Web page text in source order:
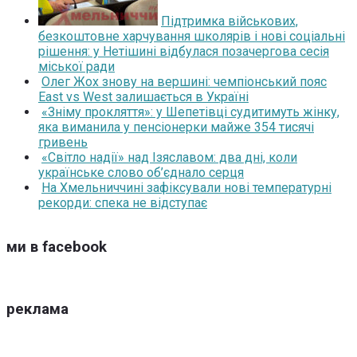
Підтримка військових,
безкоштовне харчування школярів і нові соціальні
рішення: у Нетішині відбулася позачергова сесія
міської ради
Олег Жох знову на вершині: чемпіонський пояс
East vs West залишається в Україні
«Зніму прокляття»: у Шепетівці судитимуть жінку,
яка виманила у пенсіонерки майже 354 тисячі
гривень
«Світло надії» над Ізяславом: два дні, коли
українське слово об’єднало серця
На Хмельниччині зафіксували нові температурні
рекорди: спека не відступає
ми в facebook
реклама